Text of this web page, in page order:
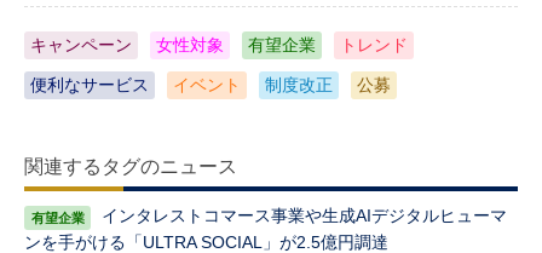
キャンペーン 女性対象 有望企業 トレンド
便利なサービス イベント 制度改正 公募
関連するタグのニュース
インタレストコマース事業や生成AIデジタルヒューマ
ンを手がける「ULTRA SOCIAL」が2.5億円調達